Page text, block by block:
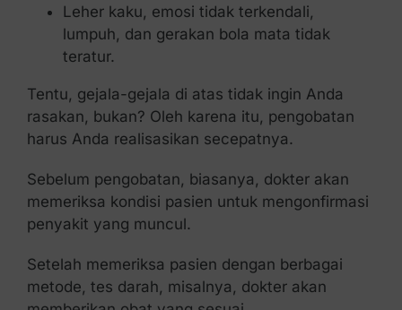
Leher kaku, emosi tidak terkendali,
lumpuh, dan gerakan bola mata tidak
teratur.
Tentu, gejala-gejala di atas tidak ingin Anda
rasakan, bukan? Oleh karena itu, pengobatan
harus Anda realisasikan secepatnya.
Sebelum pengobatan, biasanya, dokter akan
memeriksa kondisi pasien untuk mengonfirmasi
penyakit yang muncul.
Setelah memeriksa pasien dengan berbagai
metode, tes darah, misalnya, dokter akan